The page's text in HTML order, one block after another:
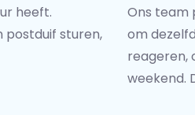
heeft.
postduif sturen,
Ons team
om
reageren,
weekend.